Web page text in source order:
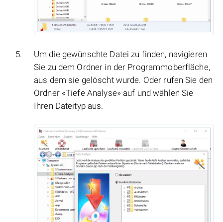
Um die gewünschte Datei zu finden, navigieren
Sie zu dem Ordner in der Programmoberfläche,
aus dem sie gelöscht wurde. Oder rufen Sie den
Ordner «Tiefe Analyse» auf und wählen Sie
Ihren Dateityp aus.